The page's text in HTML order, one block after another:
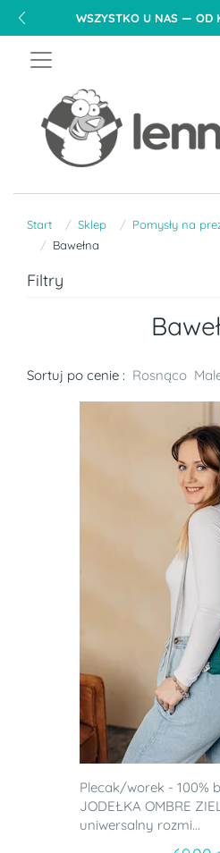
WSZYSTKO U NAS — OD
Start Sklep Pomysły na
Bawełna
Filtry
Sortuj po cenie : Rosnąco
Plecak/worek - 100%
JODEŁKA OMBRE
uniwersalny rozmi...